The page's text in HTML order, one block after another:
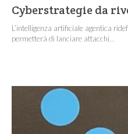
Cyberstrategie da
L’intelligenza artificiale agentica
permetterà di lanciare attacchi...